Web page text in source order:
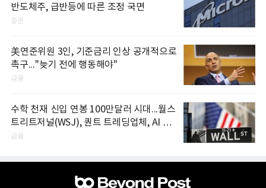
반도체주, 급반등에 따른 조정 국면
증권
美연준위원 3인, 기준금리 인상 공개적으로
촉구..."늦기 전에 행동해야"
금융
수학 천재 신입 연봉 100만달러 시대...월스
트리트저널(WSJ), 퀀트 트레딩업체, AI 기
업들 인재 확보 경쟁
금융